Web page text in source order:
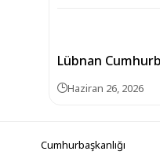
Lübnan
Haziran 26, 2026
Cumhurbaşkanlığı